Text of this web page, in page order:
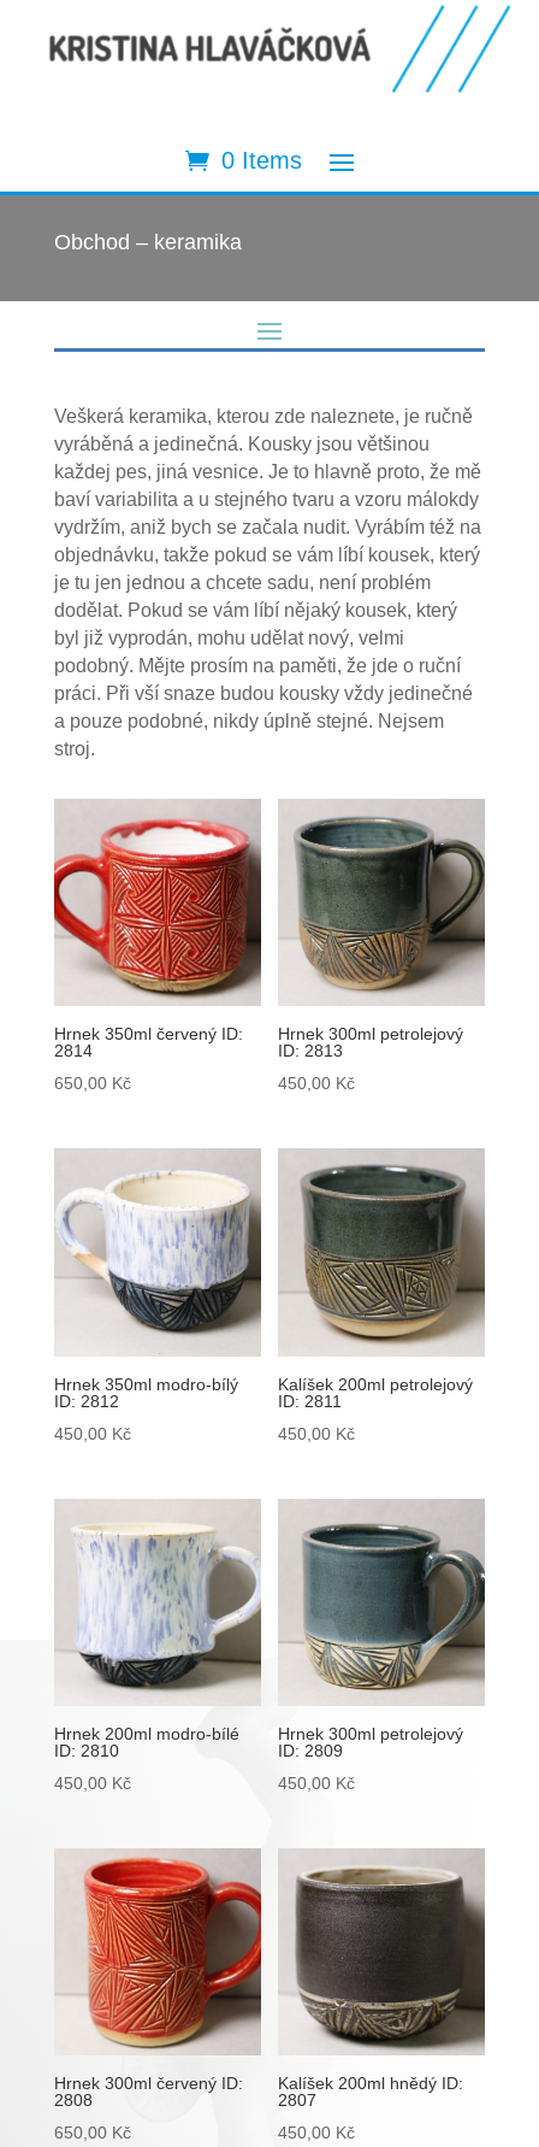
0 Items
Obchod – keramika
Veškerá keramika, kterou zde naleznete, je ručně
vyráběná a jedinečná. Kousky jsou většinou
každej pes, jiná vesnice. Je to hlavně proto, že mě
baví variabilita a u stejného tvaru a vzoru málokdy
vydržím, aniž bych se začala nudit. Vyrábím též na
objednávku, takže pokud se vám líbí kousek, který
je tu jen jednou a chcete sadu, není problém
dodělat. Pokud se vám líbí nějaký kousek, který
byl již vyprodán, mohu udělat nový, velmi
podobný. Mějte prosím na paměti, že jde o ruční
práci. Při vší snaze budou kousky vždy jedinečné
a pouze podobné, nikdy úplně stejné. Nejsem
stroj.
Hrnek 350ml červený ID:
2814
650,00 Kč
Hrnek 300ml petrolejový
ID: 2813
450,00 Kč
Hrnek 350ml modro-bílý
ID: 2812
450,00 Kč
Kalíšek 200ml petrolejový
ID: 2811
450,00 Kč
Hrnek 200ml modro-bílé
ID: 2810
450,00 Kč
Hrnek 300ml petrolejový
ID: 2809
450,00 Kč
Hrnek 300ml červený ID:
2808
650,00 Kč
Kalíšek 200ml hnědý ID:
2807
450,00 Kč